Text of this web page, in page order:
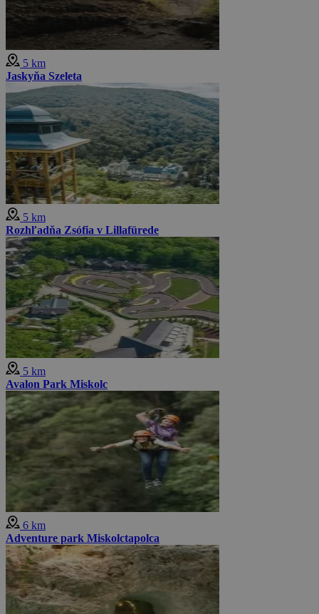
5 km
Jaskyňa Szeleta
5 km
Rozhľadňa Zsófia v Lillafürede
5 km
Avalon Park Miskolc
6 km
Adventure park Miskolctapolca